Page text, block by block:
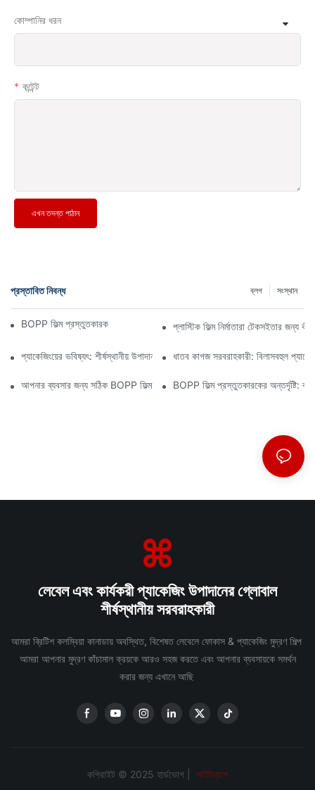
কোম্পানির ধরন
কন্টেন্ট
এখন তদন্ত পাঠান
প্রস্তাবিত নিবন্ধ সংস্থান
ব্লগ
BOPP ফিল্ম প্রস্তুতকারক: নমনীয় প্যাকেজিংয়ের মেরুদণ্ডপ্লাস্টিক ফিল্ম নির্মাতারা টেকসইতার জন্য
প্যাকেজিংয়ের ভবিষ্যৎ: শীর্ষস্থানীয় উপাদান প্রস্তুতকারকদের কাছ থেকে অন্তর্দৃষ্টি
ধাতব কাগজ সরবরাহকারী: বিলাসবহুল
আপনার ব্যবসার জন্য সঠিক BOPP ফিল্ম সরবরাহকারী নির্বাচন করা কেন গুরুত্বপূর্ণ
BOPP ফিল্ম প্রস্তুতকারকের অন্তর্দৃষ্টি:
লেবেল এবং কার্যকরী প্যাকেজিং উপাদানের গ্লোবাল
শীর্ষস্থানীয় সরবরাহকারী
আমরা ব্রিটিশ কলম্বিয়া কানাডায় অবস্থিত, বিশেষত লেবেলে ফোকাস & প্যাকেজিং মুদ্রণ শিল্প
আমরা আপনার মুদ্রণ কাঁচামাল ক্রয়কে আরও সহজ করতে এবং আপনার ব্যবসায়কে সমর্থন
করার জন্য এখানে আছি
কপিরাইট © 2025 হার্ডভোগ | সাইটম্যাপ